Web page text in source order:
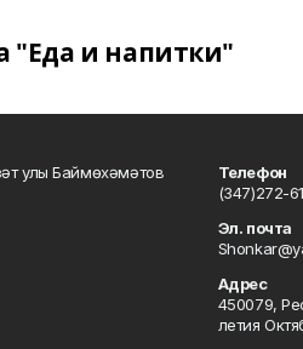
"Еда и напитки"
улы Баймөхәмәтов
Телефон
(347)272-
Эл. почта
Адрес
450079,
летия